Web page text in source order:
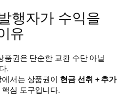
행자가 수익을
유
품권은 단순한 교환 수단 아닐
.
서는 상품권이 현금 선취 + 추가
심 도구입니다.